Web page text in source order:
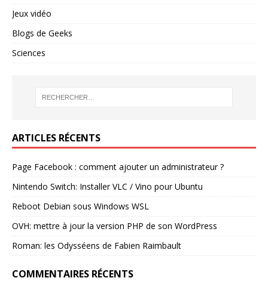
Jeux vidéo
Blogs de Geeks
Sciences
ARTICLES RÉCENTS
Page Facebook : comment ajouter un administrateur ?
Nintendo Switch: Installer VLC / Vino pour Ubuntu
Reboot Debian sous Windows WSL
OVH: mettre à jour la version PHP de son WordPress
Roman: les Odysséens de Fabien Raimbault
COMMENTAIRES RÉCENTS